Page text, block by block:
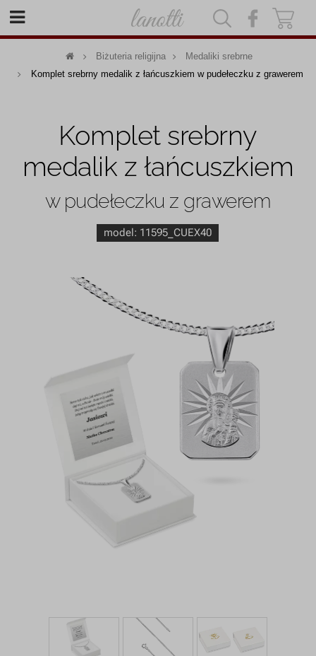
Biżuteria religijna
Medaliki srebrne
Komplet srebrny medalik z łańcuszkiem w pudełeczku z grawerem
Komplet srebrny
medalik z łańcuszkiem
w pudełeczku z grawerem
model: 11595_CUEX40